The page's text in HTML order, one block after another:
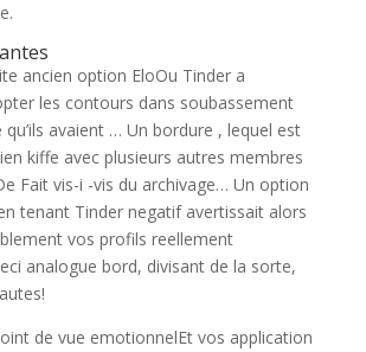
ancien option EloOu Tinder a
les contours dans soubassement
qu’ils avaient … Un bordure , lequel est
kiffe avec plusieurs autres membres
Fait vis-i -vis du archivage… Un option
tenant Tinder negatif avertissait alors
vos profils reellement
analogue bord, divisant de la sorte,
de vue emotionnelEt vos application